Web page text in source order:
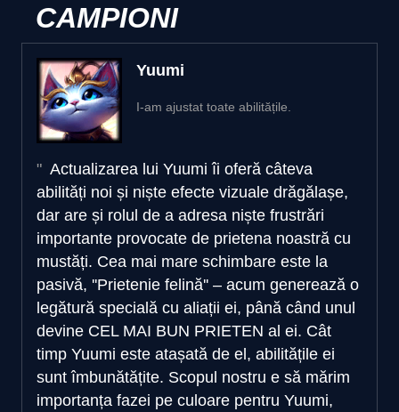
CAMPIONI
Yuumi
I-am ajustat toate abilitățile.
Actualizarea lui Yuumi îi oferă câteva
abilități noi și niște efecte vizuale drăgălașe,
dar are și rolul de a adresa niște frustrări
importante provocate de prietena noastră cu
mustăți. Cea mai mare schimbare este la
pasivă, ''Prietenie felină'' – acum generează o
legătură specială cu aliații ei, până când unul
devine CEL MAI BUN PRIETEN al ei. Cât
timp Yuumi este atașată de el, abilitățile ei
sunt îmbunătățite. Scopul nostru e să mărim
importanța fazei pe culoare pentru Yuumi,